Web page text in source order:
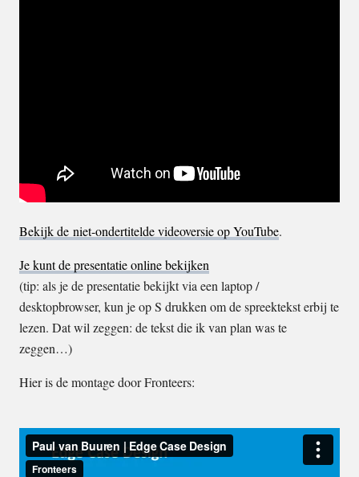
Bekijk de niet-ondertitelde videoversie op YouTube.
Je kunt de presentatie online bekijken
(tip: als je de presentatie bekijkt via een laptop /
desktopbrowser, kun je op S drukken om de spreektekst erbij te
lezen. Dat wil zeggen: de tekst die ik van plan was te
zeggen…)
Hier is de montage door Fronteers: